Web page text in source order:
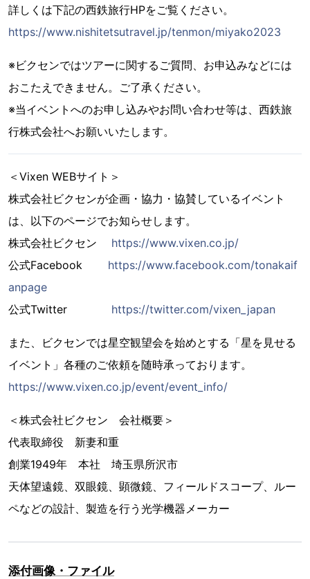
詳しくは下記の西鉄旅行HPをご覧ください。
https://www.nishitetsutravel.jp/tenmon/miyako2023
※ビクセンではツアーに関するご質問、お申込みなどには
おこたえできません。ご了承ください。
※当イベントへのお申し込みやお問い合わせ等は、西鉄旅
行株式会社へお願いいたします。
＜Vixen WEBサイト＞
株式会社ビクセンが企画・協力・協賛しているイベント
は、以下のページでお知らせします。
株式会社ビクセン https://www.vixen.co.jp/
公式Facebook https://www.facebook.com/tonakaif
anpage
公式Twitter https://twitter.com/vixen_japan
また、ビクセンでは星空観望会を始めとする「星を見せる
イベント」各種のご依頼を随時承っております。
https://www.vixen.co.jp/event/event_info/
＜株式会社ビクセン 会社概要＞
代表取締役 新妻和重
創業1949年 本社 埼玉県所沢市
天体望遠鏡、双眼鏡、顕微鏡、フィールドスコープ、ルー
ペなどの設計、製造を行う光学機器メーカー
添付画像・ファイル